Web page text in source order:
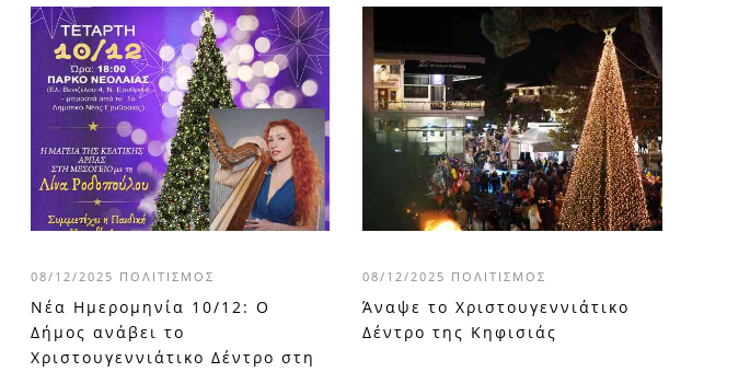
08/12/2025 ΠΟΛΙΤΙΣΜΌΣ
Νέα Ημερομηνία 10/12: Ο
Δήμος ανάβει το
Χριστουγεννιάτικο Δέντρο στη
08/12/2025 ΠΟΛΙΤΙΣΜΌΣ
Άναψε το Χριστουγεννιάτικο
Δέντρο της Κηφισιάς